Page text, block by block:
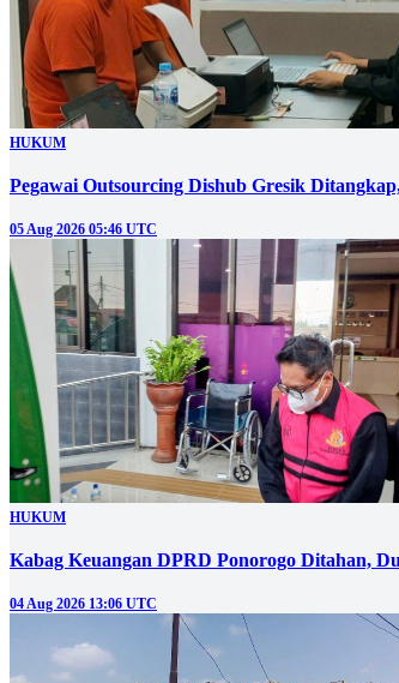
HUKUM
Pegawai Outsourcing Dishub Gresik
05 Aug 2026 05:46 UTC
HUKUM
Kabag Keuangan DPRD Ponorogo Ditahan,
04 Aug 2026 13:06 UTC